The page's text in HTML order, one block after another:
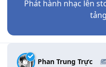
Phát hành nhạc lên
Phan Trung Trực